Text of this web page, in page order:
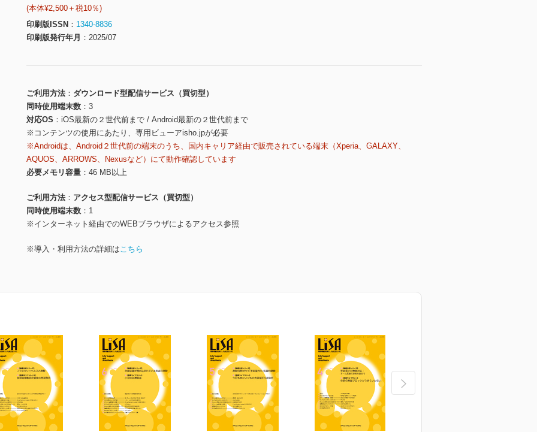
(本体¥2,500＋税10％)
印刷版ISSN
1340-8836
印刷版発行年月
2025/07
ご利用方法
ダウンロード型配信サービス（買切型）
同時使用端末数
3
対応OS
iOS最新の２世代前まで / Android最新の２世代前まで
※コンテンツの使用にあたり、専用ビューアisho.jpが必要
※Androidは、Android２世代前の端末のうち、国内キャリア経由で販売されている端末（Xperia、GALAXY、
AQUOS、ARROWS、Nexusなど）にて動作確認しています
必要メモリ容量
46 MB以上
ご利用方法
アクセス型配信サービス（買切型）
同時使用端末数
1
※インターネット経由でのWEBブラウザによるアクセス参照
※導入・利用方法の詳細はこちら